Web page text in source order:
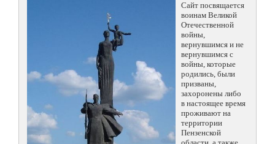
Сайт посвящается
воинам Великой
Отечественной
войны,
вернувшимся и не
вернувшимся с
войны, которые
родились, были
призваны,
захоронены либо
в настоящее время
проживают на
территории
Пензенской